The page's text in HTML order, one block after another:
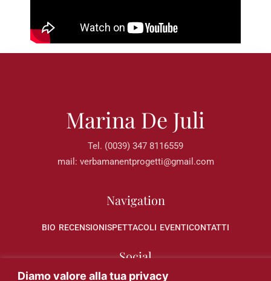
Diamo valore alla tua privacy
Marina De Juli
Tel. (0039) 347 8116559
mail: verbamanentprogetti@gmail.com
Navigation
BIO RECENSIONISPETTACOLI EVENTICONTATTI
Social